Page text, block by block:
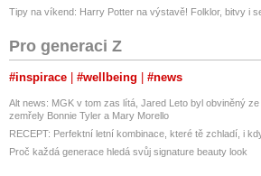
Tipy na víkend: Harry Potter na výstavě! Folklor, bitvy i
Pro generaci Z
#inspirace #wellbeing #news
Alt news: MGK v tom zas lítá, Jared Leto byl obviněný
zemřely Bonnie Tyler a Mary Morello
RECEPT: Perfektní letní kombinace, které tě zchladí, i
Proč každá generace hledá svůj signature beauty look